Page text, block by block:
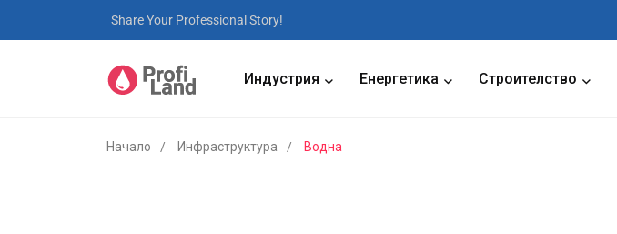
Share Your Professional Story!
Индустрия Енергетика Строителство
Начало Инфраструктура Водна